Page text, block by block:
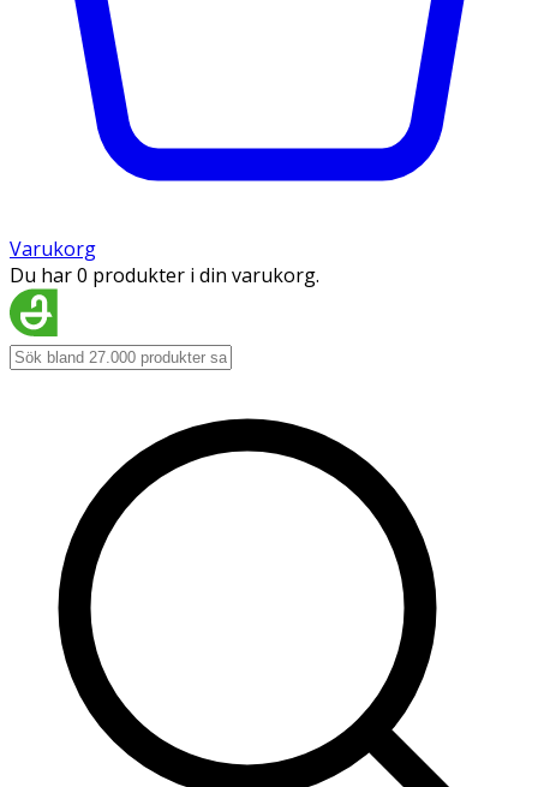
Varukorg
Du har 0 produkter i din varukorg.